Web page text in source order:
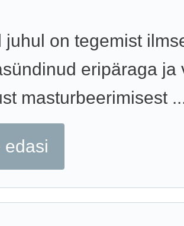
juhul on tegemist
eripäraga ja
masturbeerimisest
edasi